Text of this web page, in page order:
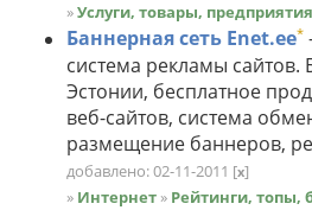
»Услуги, товары, предприятия
Баннерная сеть Enet.ee*
система рекламы
Эстонии, бесплатное
веб-сайтов, система
размещение баннеров,
добавлено: 02-11-2011 [x]
» Интернет » Рейтинги, топы,